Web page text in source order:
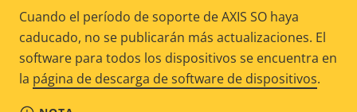
Cuando el período de soporte de AXIS SO haya
caducado, no se publicarán más actualizaciones. El
software para todos los dispositivos se encuentra en
la página de descarga de software de dispositivos.